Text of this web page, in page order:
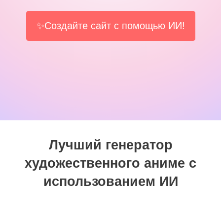
✨Создайте сайт с помощью ИИ!
Лучший генератор
художественного аниме с
использованием ИИ